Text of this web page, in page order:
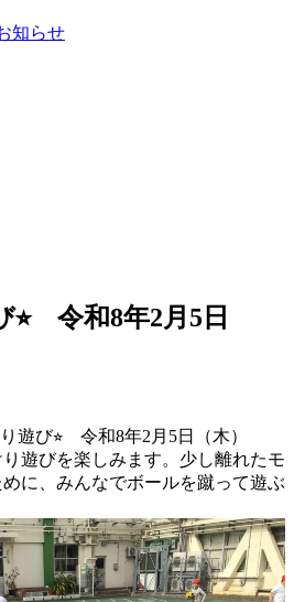
知らせ
⭐︎ 令和8年2月5日
遊び⭐︎ 令和8年2月5日（木）
遊びを楽しみます。少し離れたモ
に、みんなでボールを蹴って遊ぶ